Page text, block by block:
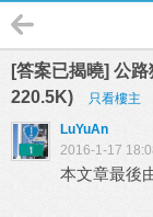
[答案已揭曉] 公
220.5K)
只看樓主
LuYuAn
2016-1-17
本文章最後